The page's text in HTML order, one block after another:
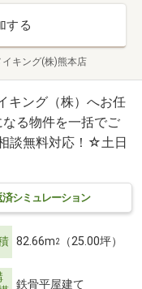
する
キング(株)熊本店
キング（株）へお任
る物件を一括でご
談無料対応！☆土日
済シミュレーション
82.66m2 （25.00坪）
鉄骨平屋建て